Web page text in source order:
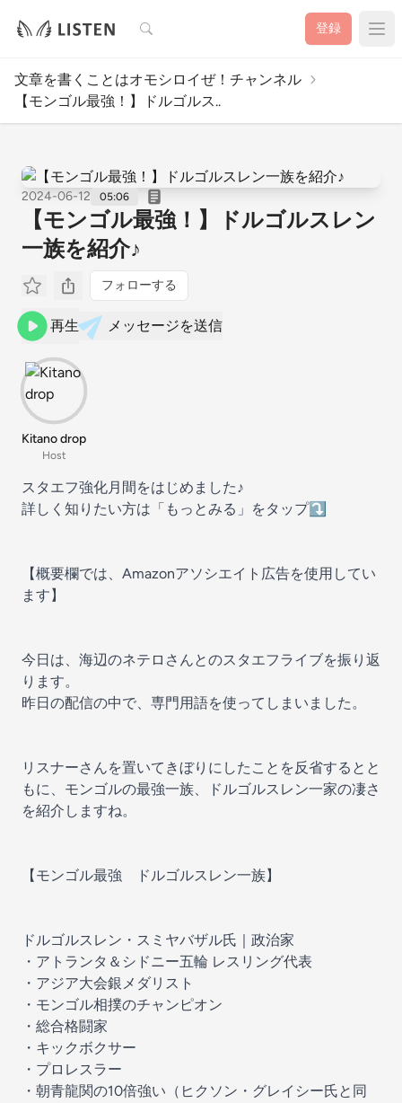
検索 登録
文章を書くことはオモシロイぜ！チャンネル
【モンゴル最強！】ドルゴルス..
2024-06-12 05:06
【モンゴル最強！】ドルゴルスレン
一族を紹介♪
フォローする
再生 メッセージを送信
Kitano drop
Host
スタエフ強化月間をはじめました♪
詳しく知りたい方は「もっとみる」をタップ⤵
【概要欄では、Amazonアソシエイト広告を使用してい
ます】
今日は、海辺のネテロさんとのスタエフライブを振り返
ります。
昨日の配信の中で、専門用語を使ってしまいました。
リスナーさんを置いてきぼりにしたことを反省するとと
もに、モンゴルの最強一族、ドルゴルスレン一家の凄さ
を紹介しますね。
【モンゴル最強 ドルゴルスレン一族】
ドルゴルスレン・スミヤバザル氏｜政治家
・アトランタ＆シドニー五輪 レスリング代表
・アジア大会銀メダリスト
・モンゴル相撲のチャンピオン
・総合格闘家
・キックボクサー
・プロレスラー
・朝青龍関の10倍強い（ヒクソン・グレイシー氏と同